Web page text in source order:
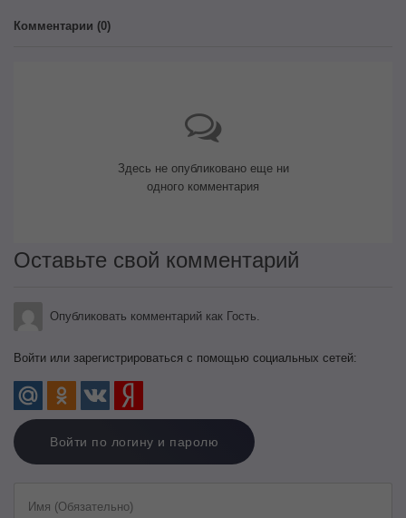
Комментарии (0)
Здесь не опубликовано еще ни
одного комментария
Оставьте свой комментарий
Опубликовать комментарий как Гость.
Войти или зарегистрироваться с помощью социальных сетей:
Войти по логину и паролю
Имя (Обязательно)